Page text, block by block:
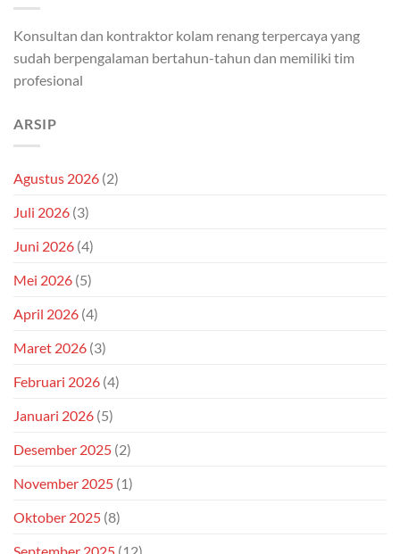
Konsultan dan kontraktor kolam renang terpercaya yang
sudah berpengalaman bertahun-tahun dan memiliki tim
profesional
ARSIP
Agustus 2026 (2)
Juli 2026 (3)
Juni 2026 (4)
Mei 2026 (5)
April 2026 (4)
Maret 2026 (3)
Februari 2026 (4)
Januari 2026 (5)
Desember 2025 (2)
November 2025 (1)
Oktober 2025 (8)
September 2025 (12)